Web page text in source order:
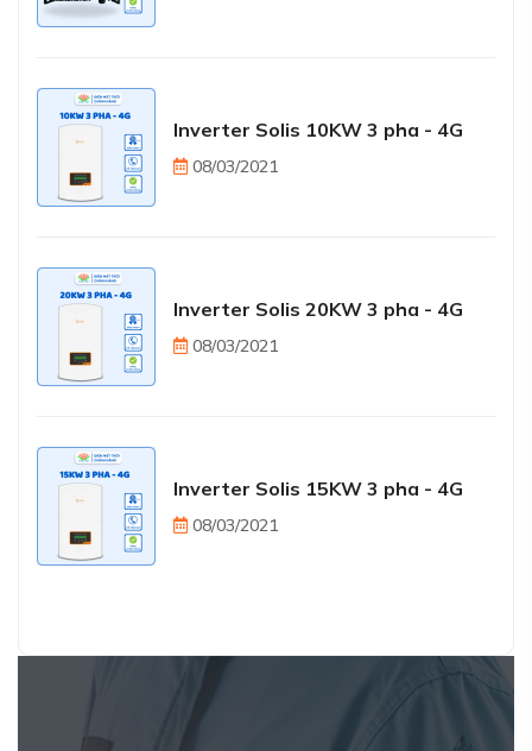
Inverter Solis 10KW 3 pha - 4G
08/03/2021
Inverter Solis 20KW 3 pha - 4G
08/03/2021
Inverter Solis 15KW 3 pha - 4G
08/03/2021